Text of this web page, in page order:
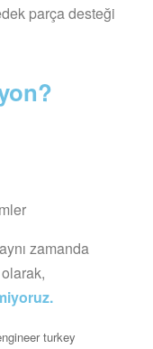
parça desteği
zamanda
turkey